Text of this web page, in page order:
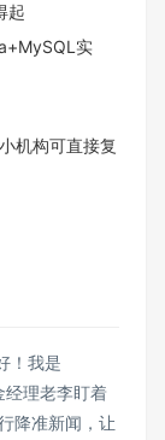
起
实
机构可直接复
！我是
理老李盯着
降准新闻，让